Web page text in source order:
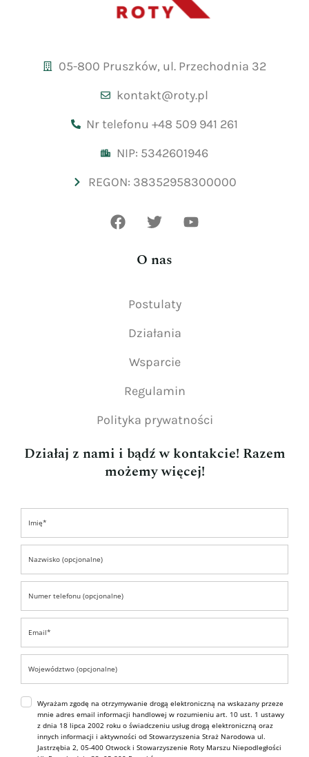
05-800 Pruszków, ul. Przechodnia 32
kontakt@roty.pl
Nr telefonu +48 509 941 261
NIP: 5342601946
REGON: 38352958300000
O nas
Postulaty
Działania
Wsparcie
Regulamin
Polityka prywatności
Działaj z nami i bądź w kontakcie! Razem
możemy więcej!
Wyrażam zgodę na otrzymywanie drogą elektroniczną na wskazany przeze
mnie adres email informacji handlowej w rozumieniu art. 10 ust. 1 ustawy
z dnia 18 lipca 2002 roku o świadczeniu usług drogą elektroniczną oraz
innych informacji i aktywności od Stowarzyszenia Straż Narodowa ul.
Jastrzębia 2, 05-400 Otwock i Stowarzyszenie Roty Marszu Niepodległości